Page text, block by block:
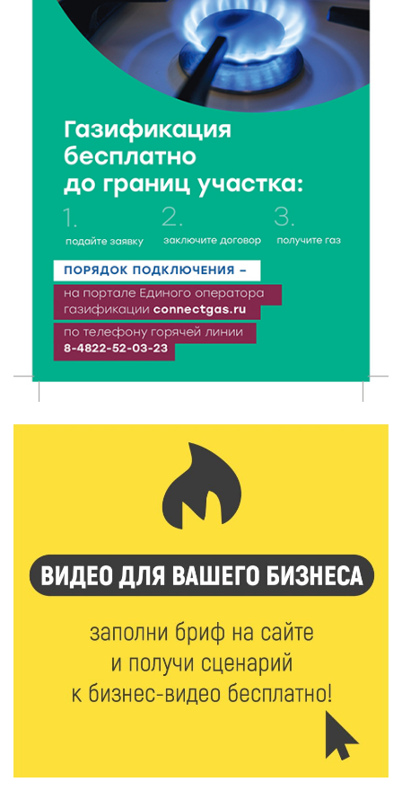
Вышнего Волочка провели зарядку для школьников
5 Авг 2026 15:56 323
Виталий Королев дал старт новым туристическим
проектам в регионе
В Калининском округе отметят День
физкультурника масштабной Спартакиадой
5 Авг 2026 15:25 203
Около 2300 учащихся школ и колледжей прошли
обучение в УМЦ «Авангард» при ВУЦ ТвГТУ
5 Авг 2026 15:02 291
Россияне полюбили «раскладушки» и «книжки»
самыми популярными у абитуриентов в 2026 году
5 Авг 2026 14:02 918
В Введенской церкви Торжка завершился важный
этап реставрации
передали сборники стихов в зону СВО